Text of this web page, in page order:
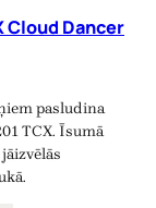
Cloud Dancer
pasludina
TCX. Īsumā